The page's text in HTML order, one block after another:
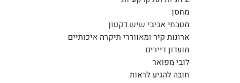
מחסן
מטבחי אביבי שיש דקטון
ארונות קיר ומאווררי תיקרה איכותיים
מועדון דיירים
לובי מפואר
חובה להגיע לראות